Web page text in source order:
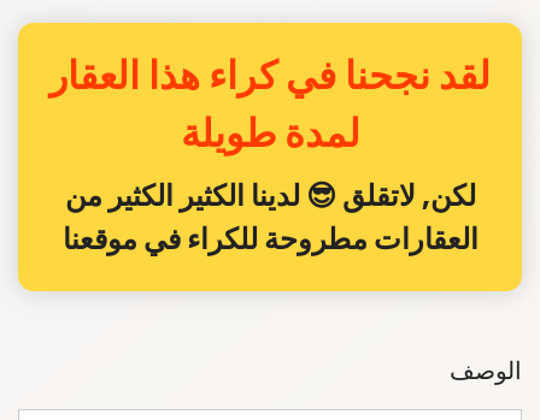
لقد نجحنا في كراء هذا العقار
لمدة طويلة
لكن, لاتقلق 😎 لدينا الكثير الكثير من
العقارات مطروحة للكراء في موقعنا
الوصف